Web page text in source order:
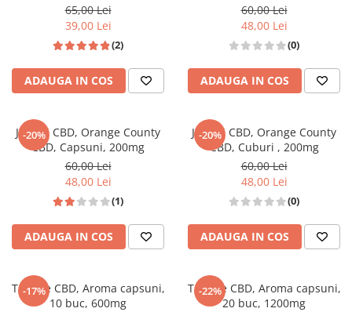
65,00 Lei
39,00 Lei
(2)
ADAUGA IN COS
60,00 Lei
48,00 Lei
(0)
ADAUGA IN COS
-20%
Jeleuri CBD, Orange County
CBD, Capsuni, 200mg
60,00 Lei
48,00 Lei
(1)
ADAUGA IN COS
-20%
Jeleuri CBD, Orange County
CBD, Cuburi , 200mg
60,00 Lei
48,00 Lei
(0)
ADAUGA IN COS
-17%
Tablete CBD, Aroma capsuni,
10 buc, 600mg
-22%
Tablete CBD, Aroma capsuni,
20 buc, 1200mg